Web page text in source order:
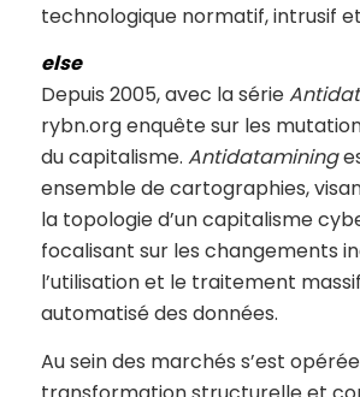
technologique normatif, intrusif
else
Depuis 2005, avec la série
rybn.org enquête sur les
du capitalisme. Antidatamining
ensemble de cartographies,
la topologie d’un capitalisme
focalisant sur les changements
l’utilisation et le traitement
automatisé des données.
Au sein des marchés s’est